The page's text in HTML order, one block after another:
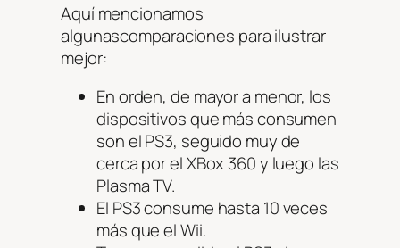
Aquí mencionamos
algunascomparaciones para ilustrar
mejor:
En orden, de mayor a menor, los
dispositivos que más consumen
son el PS3, seguido muy de
cerca por el XBox 360 y luego las
Plasma TV.
El PS3 consume hasta 10 veces
más que el Wii.